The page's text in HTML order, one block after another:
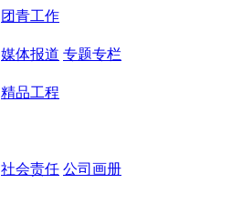
团青工作
媒体报道 专题专栏
精品工程
社会责任 公司画册